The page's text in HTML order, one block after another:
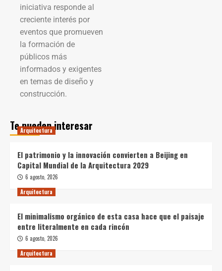
iniciativa responde al
creciente interés por
eventos que promueven
la formación de
públicos más
informados y exigentes
en temas de diseño y
construcción.
Te pueden interesar
Arquitectura
El patrimonio y la innovación convierten a Beijing en
Capital Mundial de la Arquitectura 2029
6 agosto, 2026
Arquitectura
El minimalismo orgánico de esta casa hace que el paisaje
entre literalmente en cada rincón
6 agosto, 2026
Arquitectura